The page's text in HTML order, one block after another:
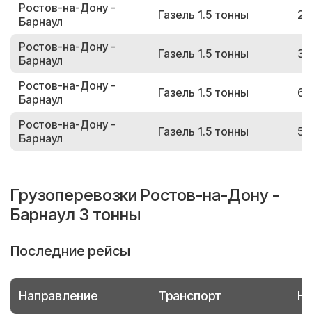
Ростов-на-Дону -
Барнаул
Газель 1.5 тонны
Ростов-на-Дону -
Барнаул
Газель 1.5 тонны
Ростов-на-Дону -
Барнаул
Газель 1.5 тонны
Ростов-на-Дону -
Барнаул
Газель 1.5 тонны
Грузоперевозки Ростов-на-Дону -
Барнаул 3 тонны
Последние рейсы
Направление Транспорт